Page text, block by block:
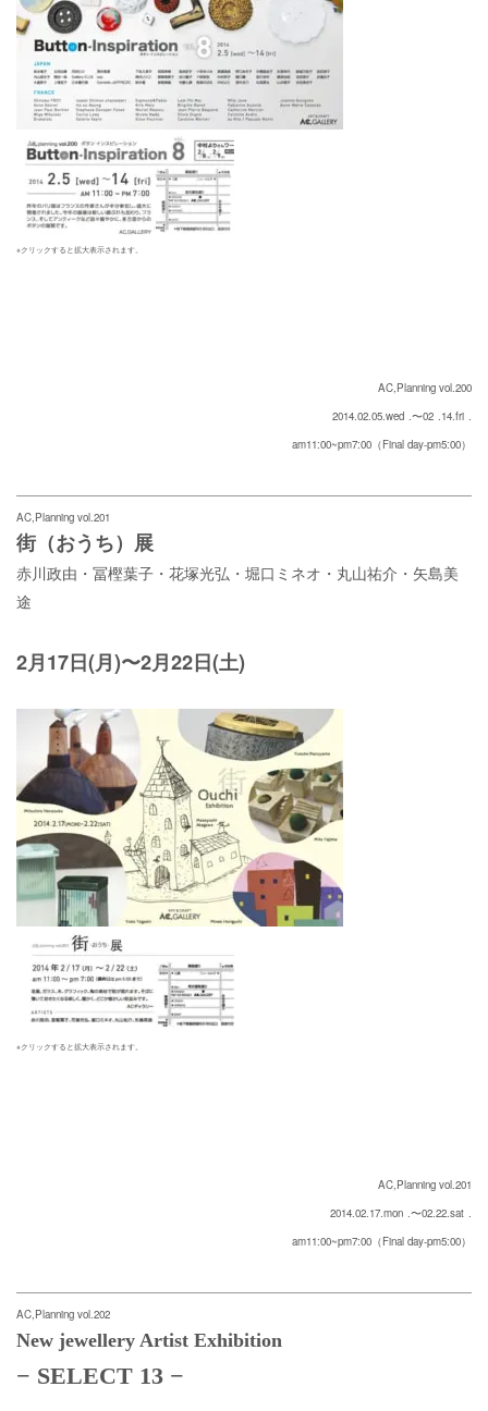
※クリックすると拡大表示されます。
AC,Planning vol.200
2014.02.05.wed .〜02 .14.fri .
am11:00~pm7:00（Final day-pm5:00）
AC,Planning vol.201
街（おうち）展
赤川政由・冨樫葉子・花塚光弘・堀口ミネオ・丸山祐介・矢島美
途
2月17日(月)〜2月22日(土)
※クリックすると拡大表示されます。
AC,Planning vol.201
2014.02.17.mon .〜02.22.sat .
am11:00~pm7:00（Final day-pm5:00）
AC,Planning vol.202
New jewellery Artist Exhibition
− SELECT 13 −